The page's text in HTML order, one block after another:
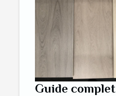
Guide